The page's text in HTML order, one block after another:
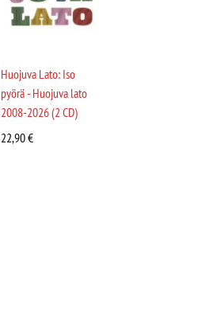
Huojuva Lato: Iso
pyörä - Huojuva lato
2008-2026 (2 CD)
22,90€